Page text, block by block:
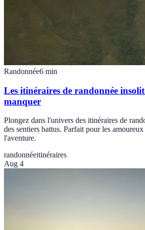
Randonnée6 min
Les itinéraires de randonnée
manquer
Plongez dans l'univers des itinéraires de
des sentiers battus. Parfait pour les
l'aventure.
randonnéeitinéraires
Aug 4